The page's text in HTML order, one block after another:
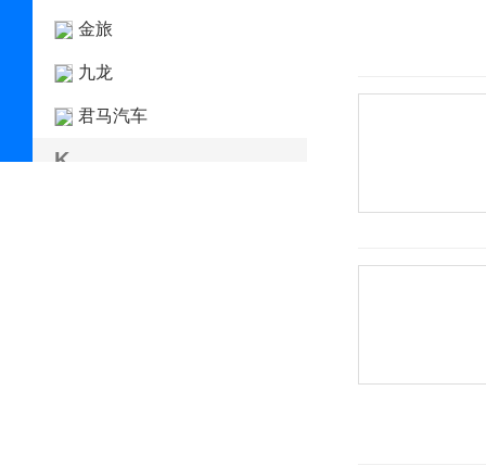
金旅
九龙
君马汽车
K